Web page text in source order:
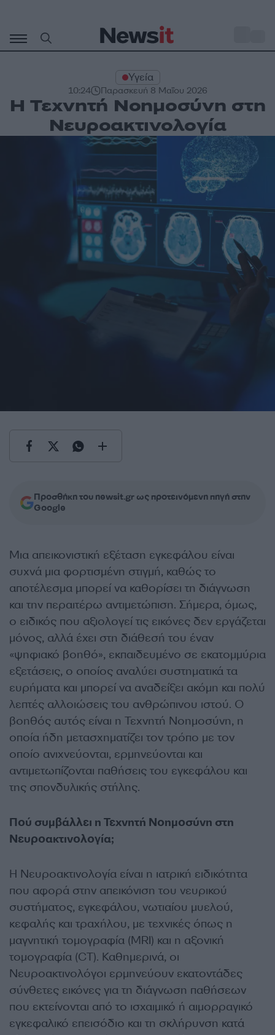
περιεχόμενο
Υγεία
10:24 Παρασκευή 8 Μαΐου 2026
Η Τεχνητή Νοημοσύνη στη
Νευροακτινολογία
Προσθήκη του newsit.gr ως προτεινόμενη πηγή στην
Google
Μια απεικονιστική εξέταση εγκεφάλου είναι
συχνά μια φορτισμένη στιγμή, καθώς το
αποτέλεσμα μπορεί να καθορίσει τη διάγνωση
και την περαιτέρω αντιμετώπιση. Σήμερα, όμως,
ο ειδικός που αξιολογεί τις εικόνες δεν εργάζεται
μόνος, αλλά έχει στη διάθεσή του έναν
«ψηφιακό βοηθό», εκπαιδευμένο σε εκατομμύρια
εξετάσεις, ο οποίος αναλύει συστηματικά τα
ευρήματα και μπορεί να αναδείξει ακόμη και πολύ
λεπτές αλλοιώσεις του ανθρώπινου ιστού. Ο
βοηθός αυτός είναι η Τεχνητή Νοημοσύνη, η
οποία ήδη μετασχηματίζει τον τρόπο με τον
οποίο ανιχνεύονται, ερμηνεύονται και
αντιμετωπίζονται παθήσεις του εγκεφάλου και
της σπονδυλικής στήλης.
Πού συμβάλλει η Τεχνητή Νοημοσύνη στη
Νευροακτινολογία;
Η Νευροακτινολογία είναι η ιατρική ειδικότητα
που αφορά στην απεικόνιση του νευρικού
συστήματος, εγκεφάλου, νωτιαίου μυελού,
κεφαλής και τραχήλου, με τεχνικές όπως η
μαγνητική τομογραφία (MRI) και η αξονική
τομογραφία (CT). Καθημερινά, οι
Νευροακτινολόγοι ερμηνεύουν εκατοντάδες
σύνθετες εικόνες για τη διάγνωση παθήσεων
που εκτείνονται από το ισχαιμικό ή αιμορραγικό
εγκεφαλικό επεισόδιο και τη σκλήρυνση κατά